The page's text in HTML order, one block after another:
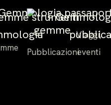
Pubblicazioni
Viaggi,
eventi